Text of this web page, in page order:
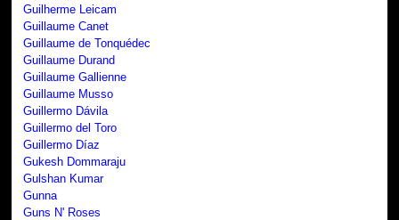
Guilherme Leicam
Guillaume Canet
Guillaume de Tonquédec
Guillaume Durand
Guillaume Gallienne
Guillaume Musso
Guillermo Dávila
Guillermo del Toro
Guillermo Díaz
Gukesh Dommaraju
Gulshan Kumar
Gunna
Guns N' Roses